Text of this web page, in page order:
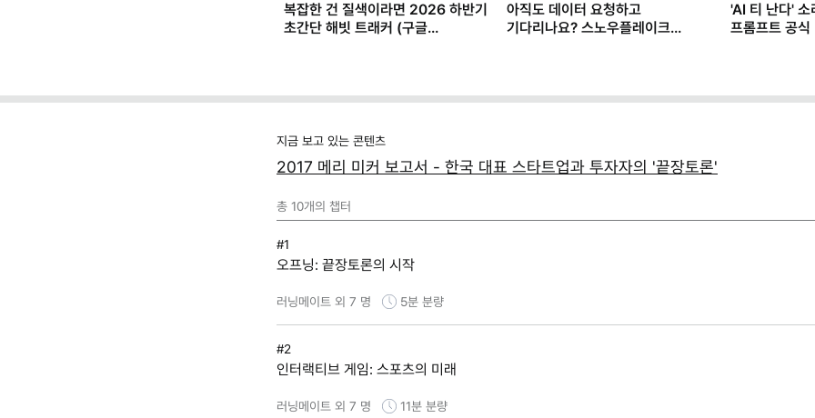
복잡한 건 질색이라면 2026 하반기
초간단 해빗 트래커 (구글
아직도 데이터 요청하고
기다리나요? 스노우플레이크
'AI 티 난다' 소
프롬프트 공
지금 보고 있는 콘텐츠
2017 메리 미커 보고서 - 한국 대표 스타트업과 투자자의 '끝장토론'
총 10개의 챕터
#1
오프닝: 끝장토론의 시작
러닝메이트 외 7 명 5분 분량
#2
인터랙티브 게임: 스포츠의 미래
러닝메이트 외 7 명 11분 분량